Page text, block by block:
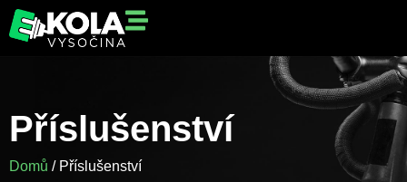
Příslušenství
Domů / Příslušenství